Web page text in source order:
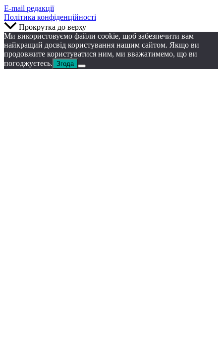
E-mail редакції
Політика конфіденційності
Прокрутка до верху
Ми використовуємо файли cookie, щоб забезпечити вам
найкращий досвід користування нашим сайтом. Якщо ви
продовжите користуватися ним, ми вважатимемо, що ви
погоджуєтесь. Згода